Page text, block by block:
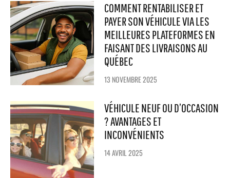
COMMENT RENTABILISER ET
PAYER SON VÉHICULE VIA LES
MEILLEURES PLATEFORMES EN
FAISANT DES LIVRAISONS AU
QUÉBEC
13 NOVEMBRE 2025
VÉHICULE NEUF OU D’OCCASION
? AVANTAGES ET
INCONVÉNIENTS
14 AVRIL 2025